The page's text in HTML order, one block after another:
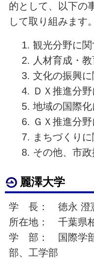
的として、以下の
して取り組みます。
観光分野に関
人材育成・
文化の振興に
ＤＸ推進分
地域の国際
ＧＸ推進分
まちづくり
その他、市
麗澤大学
学 長： 徳永 澄
所在地： 千葉県
学 部： 国際学部
部、工学部